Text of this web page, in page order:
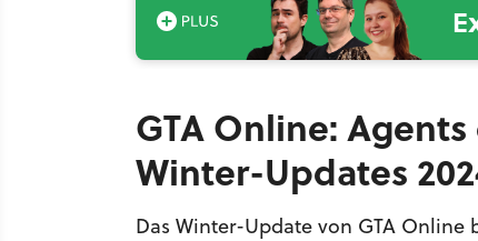
GTA Online:
Winter-Updates
Das Winter-Update von GTA